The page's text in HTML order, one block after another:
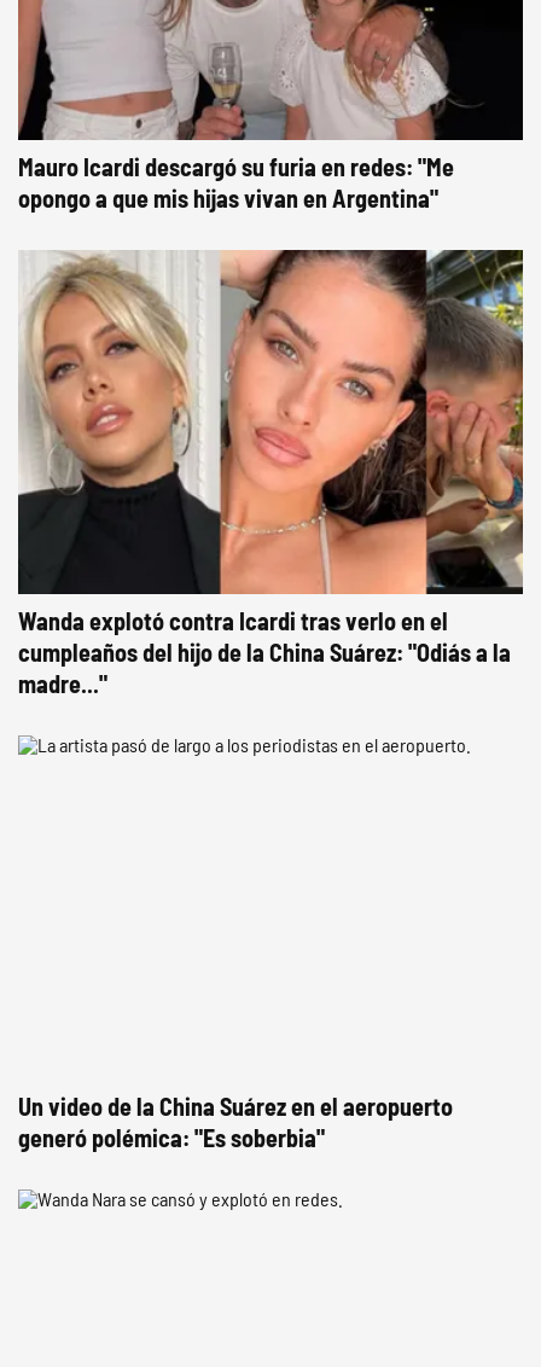
Mauro Icardi descargó su furia en redes: "Me
opongo a que mis hijas vivan en Argentina"
Wanda explotó contra Icardi tras verlo en el
cumpleaños del hijo de la China Suárez: "Odiás a la
madre..."
Un video de la China Suárez en el aeropuerto
generó polémica: "Es soberbia"